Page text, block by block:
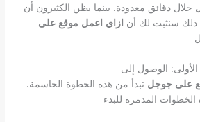
خلال دقائق معدودة. بينما يظن الكثيرون أن
ذلك سنثبت لك أن ازاي اعمل موقع على
على جوجل تبدأ من هذه الخطوة الحاسمة.